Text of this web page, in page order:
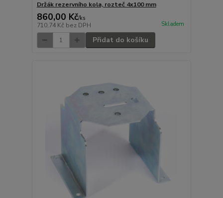
Držák rezervního kola, rozteč 4x100 mm
860,00 Kč/ks
710,74 Kč bez DPH Skladem
Přidat do košíku